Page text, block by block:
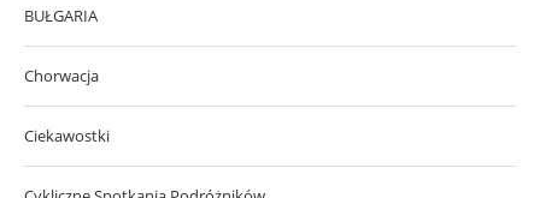
BUŁGARIA
Chorwacja
Ciekawostki